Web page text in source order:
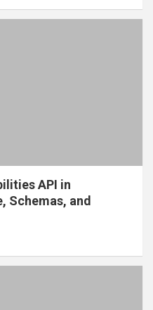
API in
Schemas, and